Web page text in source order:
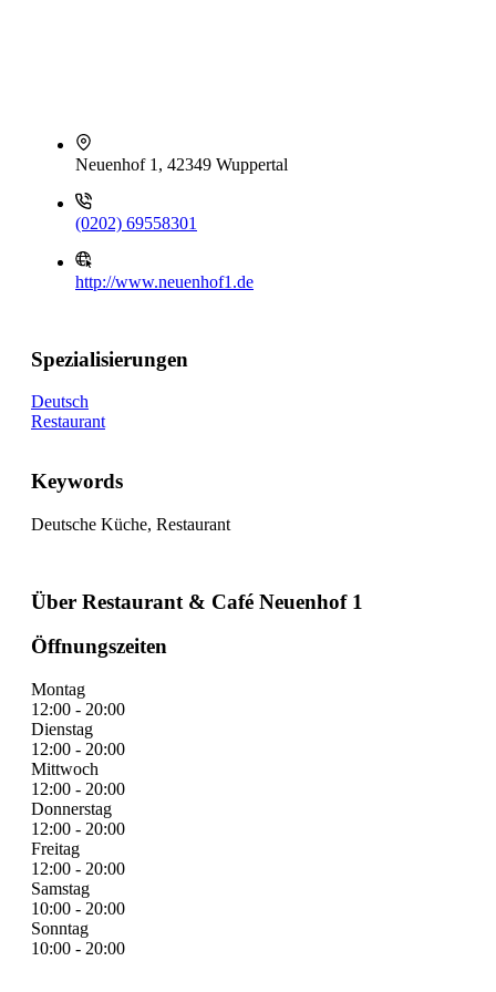
Neuenhof 1, 42349 Wuppertal
(0202) 69558301
http://www.neuenhof1.de
Spezialisierungen
Deutsch
Restaurant
Keywords
Deutsche Küche, Restaurant
Über Restaurant & Café Neuenhof 1
Öffnungszeiten
Montag
12:00 - 20:00
Dienstag
12:00 - 20:00
Mittwoch
12:00 - 20:00
Donnerstag
12:00 - 20:00
Freitag
12:00 - 20:00
Samstag
10:00 - 20:00
Sonntag
10:00 - 20:00